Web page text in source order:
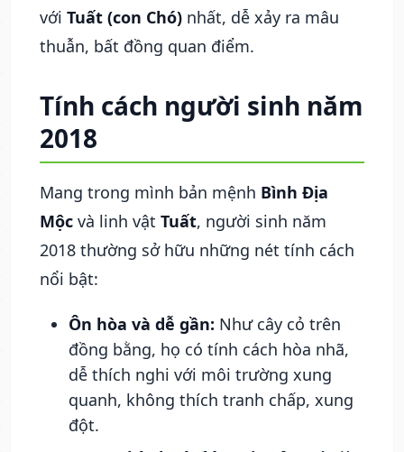
với Tuất (con Chó) nhất, dễ xảy ra mâu
thuẫn, bất đồng quan điểm.
Tính cách người sinh năm
2018
Mang trong mình bản mệnh Bình Địa
Mộc và linh vật Tuất, người sinh năm
2018 thường sở hữu những nét tính cách
nổi bật:
Ôn hòa và dễ gần: Như cây cỏ trên
đồng bằng, họ có tính cách hòa nhã,
dễ thích nghi với môi trường xung
quanh, không thích tranh chấp, xung
đột.